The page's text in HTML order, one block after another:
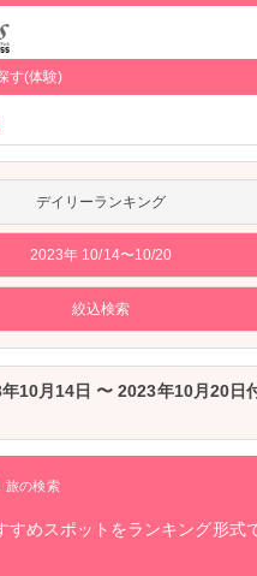
す(体験)
デイリーランキング
2023年 10/14〜10/20
絞込検索
10月14日 〜 2023年10月20日
旅の検索
すめスポットをランキング形式